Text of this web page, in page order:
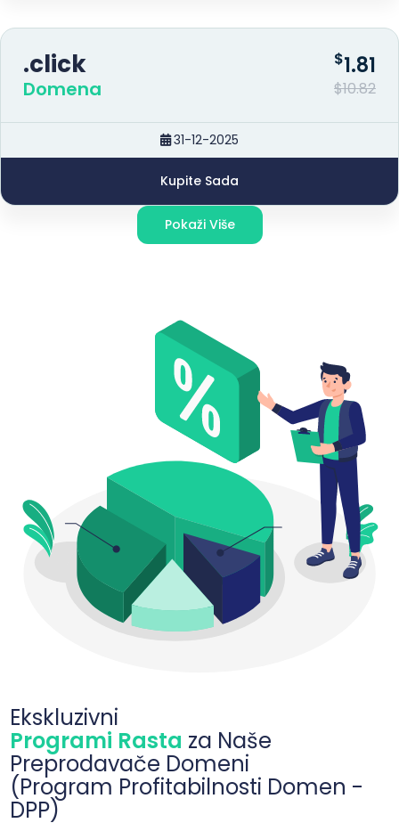
.click
Domena
$1.81
$10.82
31-12-2025
Kupite Sada
Pokaži Više
Ekskluzivni
Programi Rasta za Naše
Preprodavače Domeni
(Program Profitabilnosti Domen -
DPP)